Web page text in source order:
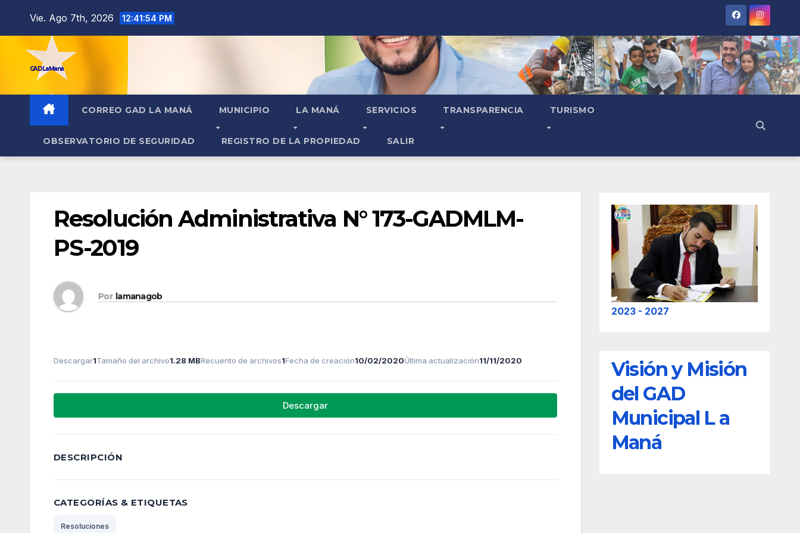
Vie. Ago 7th, 2026 12:41:54 PM
GAD La Maná
CORREO GAD LA MANÁ MUNICIPIO LA MANÁ SERVICIOS TRANSPARENCIA TURISMO
OBSERVATORIO DE SEGURIDAD REGISTRO DE LA PROPIEDAD SALIR
Resolución Administrativa N° 173-GADMLM-
PS-2019
Por lamanagob
Descargar1Tamaño del archivo1.28 MBRecuento de archivos1Fecha de creación10/02/2020Última actualización11/11/2020
Descargar
DESCRIPCIÓN
CATEGORÍAS & ETIQUETAS
Resoluciones
2023 - 2027
Visión y Misión
del GAD
Municipal L a
Maná